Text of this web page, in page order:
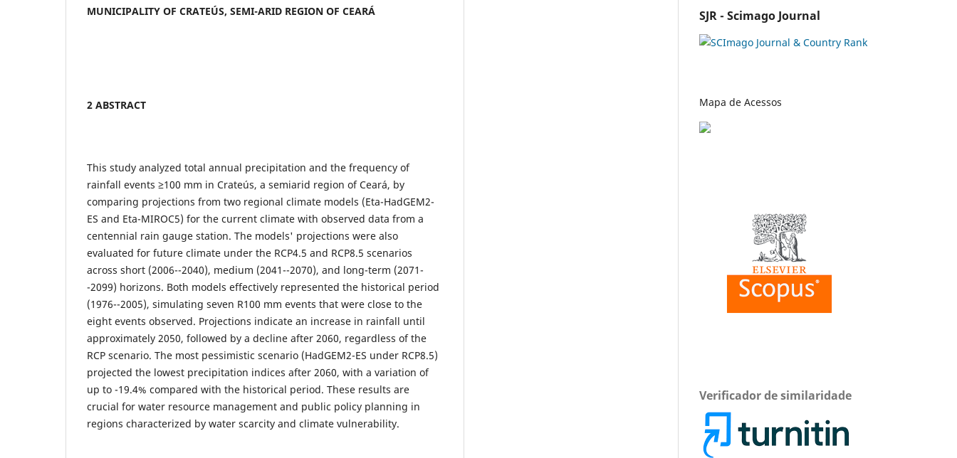
MUNICIPALITY OF CRATEÚS, SEMI-ARID REGION OF CEARÁ
2 ABSTRACT
This study analyzed total annual precipitation and the frequency of
rainfall events ≥100 mm in Crateús, a semiarid region of Ceará, by
comparing projections from two regional climate models (Eta-HadGEM2-
ES and Eta-MIROC5) for the current climate with observed data from a
centennial rain gauge station. The models' projections were also
evaluated for future climate under the RCP4.5 and RCP8.5 scenarios
across short (2006--2040), medium (2041--2070), and long-term (2071-
-2099) horizons. Both models effectively represented the historical period
(1976--2005), simulating seven R100 mm events that were close to the
eight events observed. Projections indicate an increase in rainfall until
approximately 2050, followed by a decline after 2060, regardless of the
RCP scenario. The most pessimistic scenario (HadGEM2-ES under RCP8.5)
projected the lowest precipitation indices after 2060, with a variation of
up to -19.4% compared with the historical period. These results are
crucial for water resource management and public policy planning in
regions characterized by water scarcity and climate vulnerability.
SJR - Scimago Journal
Mapa de Acessos
Verificador de similaridade